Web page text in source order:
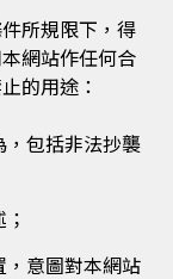
所規限下，得
網站作任何合
的用途：
包括非法抄襲
意圖對本網站